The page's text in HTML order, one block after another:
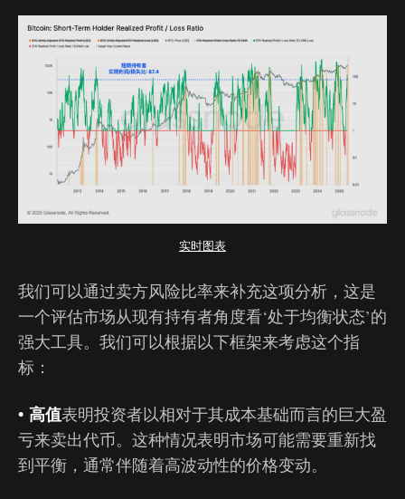
实时图表
我们可以通过卖方风险比率来补充这项分析，这是
一个评估市场从现有持有者角度看‘处于均衡状态’的
强大工具。我们可以根据以下框架来考虑这个指
标：
• 高值表明投资者以相对于其成本基础而言的巨大盈
亏来卖出代币。这种情况表明市场可能需要重新找
到平衡，通常伴随着高波动性的价格变动。